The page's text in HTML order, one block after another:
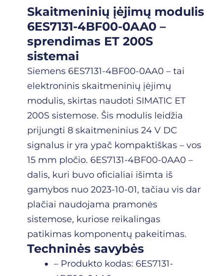
Skaitmeninių įėjimų modulis
6ES7131-4BF00-0AA0 –
sprendimas ET 200S
sistemai
Siemens 6ES7131-4BF00-0AA0 – tai
elektroninis skaitmeninių įėjimų
modulis, skirtas naudoti SIMATIC ET
200S sistemose. Šis modulis leidžia
prijungti 8 skaitmeninius 24 V DC
signalus ir yra ypač kompaktiškas – vos
15 mm pločio. 6ES7131-4BF00-0AA0 –
dalis, kuri buvo oficialiai išimta iš
gamybos nuo 2023-10-01, tačiau vis dar
plačiai naudojama pramonės
sistemose, kuriose reikalingas
patikimas komponentų pakeitimas.
Techninės savybės
– Produkto kodas: 6ES7131-